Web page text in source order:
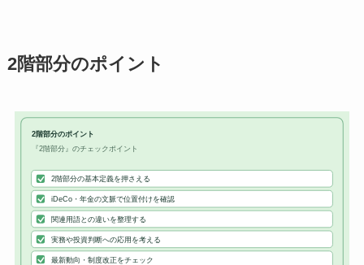
2階部分のポイント
2階部分のポイント
『2階部分』のチェックポイント
2階部分の基本定義を押さえる
iDeCo・年金の文脈で位置付けを確認
関連用語との違いを整理する
実務や投資判断への応用を考える
最新動向・制度改正をチェック